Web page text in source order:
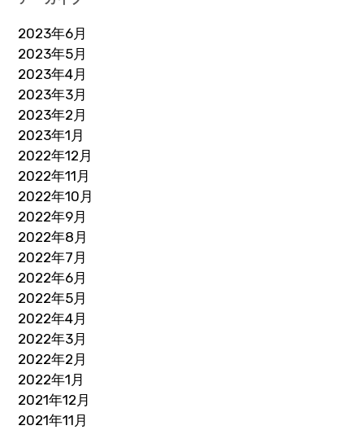
2023年6月
2023年5月
2023年4月
2023年3月
2023年2月
2023年1月
2022年12月
2022年11月
2022年10月
2022年9月
2022年8月
2022年7月
2022年6月
2022年5月
2022年4月
2022年3月
2022年2月
2022年1月
2021年12月
2021年11月